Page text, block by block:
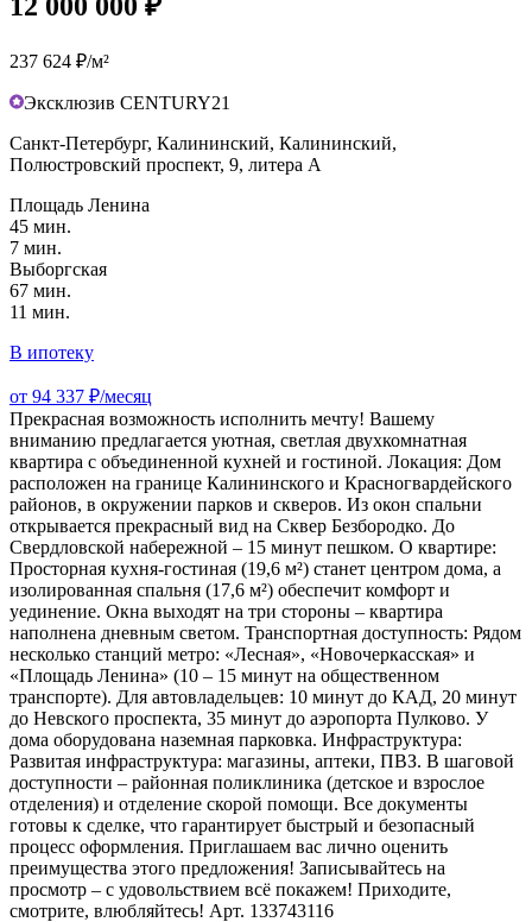
237 624 ₽/м²
Эксклюзив CENTURY21
Санкт-Петербург, Калининский, Калининский,
Полюстровский проспект, 9, литера А
Площадь Ленина
45 мин.
7 мин.
Выборгская
67 мин.
11 мин.
В ипотеку
от 94 337 ₽/месяц
Прекрасная возможность исполнить мечту! Вашему
вниманию предлагается уютная, светлая двухкомнатная
квартира с объединенной кухней и гостиной. Локация: Дом
расположен на границе Калининского и Красногвардейского
районов, в окружении парков и скверов. Из окон спальни
открывается прекрасный вид на Сквер Безбородко. До
Свердловской набережной – 15 минут пешком. О квартире:
Просторная кухня-гостиная (19,6 м²) станет центром дома, а
изолированная спальня (17,6 м²) обеспечит комфорт и
уединение. Окна выходят на три стороны – квартира
наполнена дневным светом. Транспортная доступность: Рядом
несколько станций метро: «Лесная», «Новочеркасская» и
«Площадь Ленина» (10 – 15 минут на общественном
транспорте). Для автовладельцев: 10 минут до КАД, 20 минут
до Невского проспекта, 35 минут до аэропорта Пулково. У
дома оборудована наземная парковка. Инфраструктура:
Развитая инфраструктура: магазины, аптеки, ПВЗ. В шаговой
доступности – районная поликлиника (детское и взрослое
отделения) и отделение скорой помощи. Все документы
готовы к сделке, что гарантирует быстрый и безопасный
процесс оформления. Приглашаем вас лично оценить
преимущества этого предложения! Записывайтесь на
просмотр – с удовольствием всё покажем! Приходите,
смотрите, влюбляйтесь! Арт. 133743116